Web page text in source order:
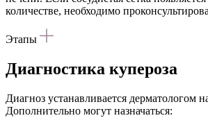
количестве, необходимо
Этапы
Диагностика купероза
Диагноз устанавливается дерматологом
Дополнительно могут назначаться: